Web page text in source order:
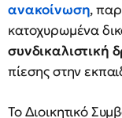
ανακοίνωση,
κατοχυρωμένα
συνδικαλιστική
πίεσης στην
Το Διοικητικό